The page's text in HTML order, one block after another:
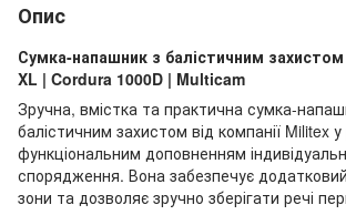
Опис
Сумка-напашник з балістичним
XL | Cordura 1000D | Multicam
Зручна, вмістка та практична сумка-
балістичним захистом від компанії Militex у
функціональним доповненням
спорядження. Вона забезпечує
зони та дозволяє зручно зберігати речі